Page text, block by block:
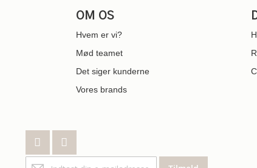
OM OS
Hvem er vi?
Mød teamet
Det siger kunderne
Vores brands
Tilmeld